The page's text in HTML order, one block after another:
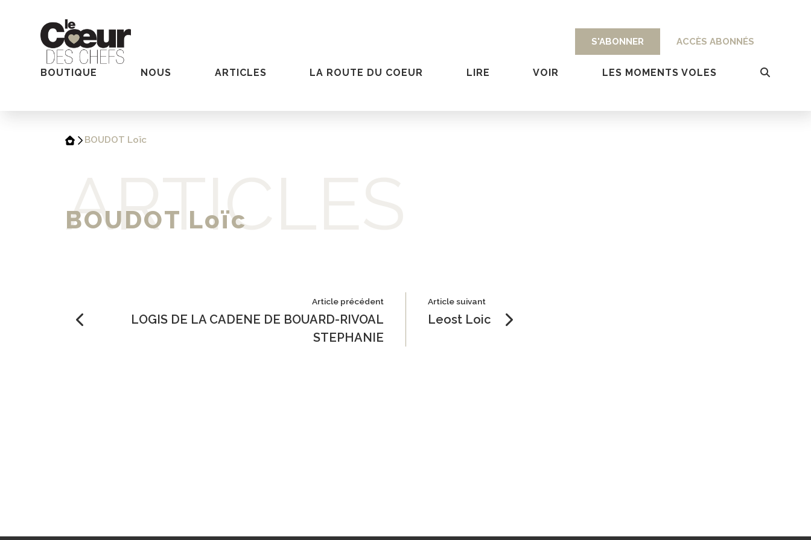
S'ABONNER ACCÈS ABONNÉS
BOUTIQUE NOUS ARTICLES LA ROUTE DU COEUR LIRE VOIR LES MOMENTS VOLES
BOUDOT Loïc
BOUDOT Loïc
ARTICLES
Article précédent
LOGIS DE LA CADENE DE BOUARD-RIVOAL
STEPHANIE
Article suivant
Leost Loic